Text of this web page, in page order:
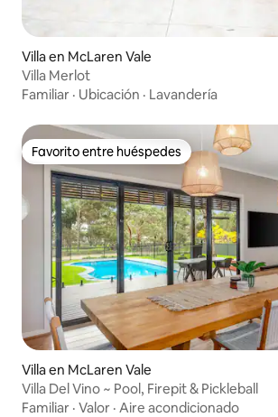
Villa en McLaren Vale
Villa Merlot
Familiar · Ubicación · Lavandería
Favorito entre huéspedes
Favorito entre huéspedes
Villa en McLaren Vale
Villa Del Vino ~ Pool, Firepit & Pickleball
Familiar · Valor · Aire acondicionado